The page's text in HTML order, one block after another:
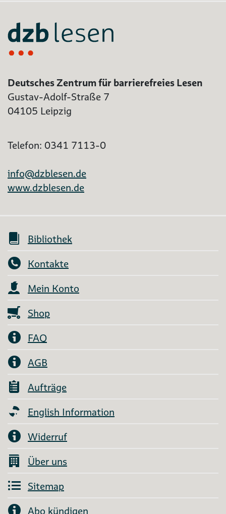
Deutsches Zentrum für barrierefreies Lesen
Gustav-Adolf-Straße 7
04105 Leipzig
Telefon: 0341 7113-0
info@dzblesen.de
www.dzblesen.de
Bibliothek
Kontakte
Mein Konto
Shop
FAQ
AGB
Aufträge
English Information
Widerruf
Über uns
Sitemap
Abo kündigen